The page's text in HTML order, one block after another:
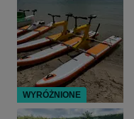
WYRÓŻNIONE